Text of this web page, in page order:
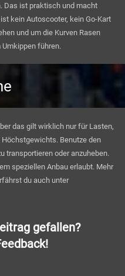
Das ist praktisch und macht
kein Autoscooter, kein Go-Kart
und um die Kurven Rasen
führen.
das gilt wirklich nur für Lasten,
Benutze den
transportieren oder anzuheben.
speziellen Anbau erlaubt. Mehr
du auch unter
gefallen?